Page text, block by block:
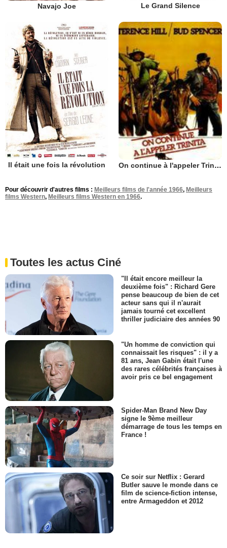
Navajo Joe Le Grand Silence
Il était une fois la révolution On continue à l'appeler Trinita
Pour découvrir d'autres films : Meilleurs films de l'année 1966, Meilleurs
films Western, Meilleurs films Western en 1966.
Toutes les actus Ciné
"Il était encore meilleur la
deuxième fois" : Richard Gere
pense beaucoup de bien de cet
acteur sans qui il n'aurait
jamais tourné cet excellent
thriller judiciaire des années 90
"Un homme de conviction qui
connaissait les risques" : il y a
81 ans, Jean Gabin était l'une
des rares célébrités françaises à
avoir pris ce bel engagement
Spider-Man Brand New Day
signe le 9ème meilleur
démarrage de tous les temps en
France !
Ce soir sur Netflix : Gerard
Butler sauve le monde dans ce
film de science-fiction intense,
entre Armageddon et 2012